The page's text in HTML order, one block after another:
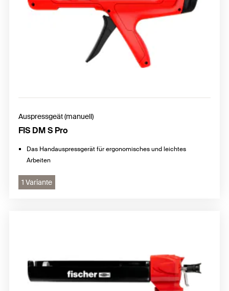
Auspressgeät (manuell)
FIS DM S Pro
Das Handauspressgerät für ergonomisches und leichtes
Arbeiten
1 Variante